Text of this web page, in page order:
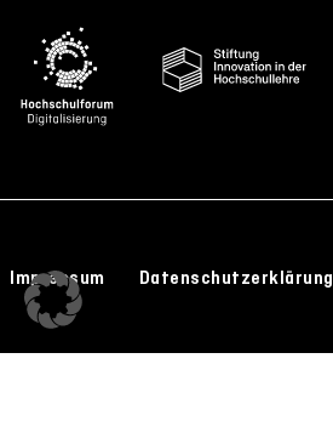
Impressum Datenschutzerklärung